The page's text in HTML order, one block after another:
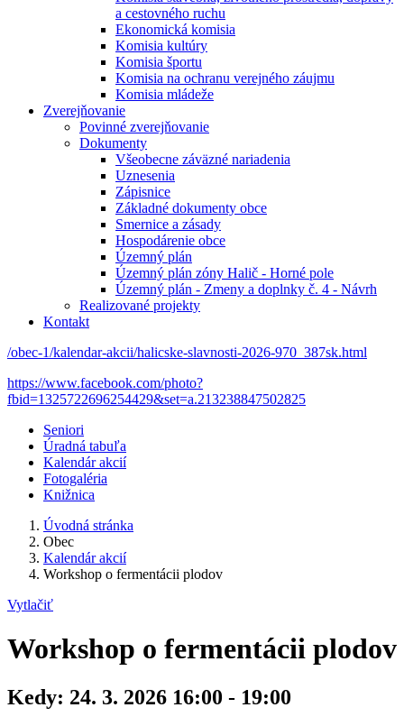
a cestovného ruchu
Ekonomická komisia
Komisia kultúry
Komisia športu
Komisia na ochranu verejného záujmu
Komisia mládeže
Zverejňovanie
Povinné zverejňovanie
Dokumenty
Všeobecne záväzné nariadenia
Uznesenia
Zápisnice
Základné dokumenty obce
Smernice a zásady
Hospodárenie obce
Územný plán
Územný plán zóny Halič - Horné pole
Územný plán - Zmeny a doplnky č. 4 - Návrh
Realizované projekty
Kontakt
/obec-1/kalendar-akcii/halicske-slavnosti-2026-970_387sk.html
https://www.facebook.com/photo?
fbid=1325722696254429&set=a.213238847502825
Seniori
Úradná tabuľa
Kalendár akcií
Fotogaléria
Knižnica
Úvodná stránka
Obec
Kalendár akcií
Workshop o fermentácii plodov
Vytlačiť
Workshop o fermentácii plodov
Kedy: 24. 3. 2026 16:00 - 19:00